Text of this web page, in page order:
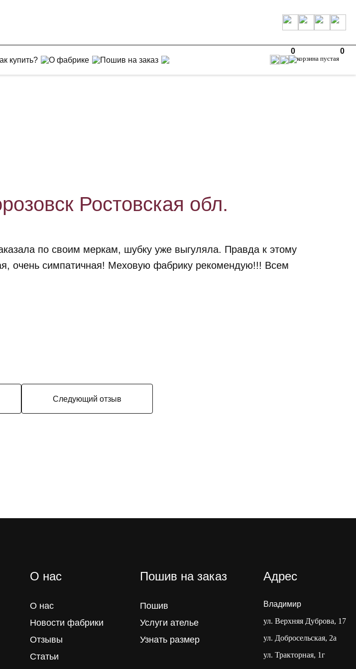
купить? О фабрике Пошив на заказ
0 0
Ростовская обл.
по своим меркам, шубку уже выгуляла. Правда к этому
очень симпатичная! Меховую фабрику рекомендую!!! Всем
Следующий отзыв
О нас
О нас
Новости фабрики
Отзывы
Статьи
Пошив на заказ
Пошив
Услуги ателье
Узнать размер
Адрес
Владимир
ул. Верхняя Дуброва, 17
ул. Добросельская, 2а
ул. Тракторная, 1г